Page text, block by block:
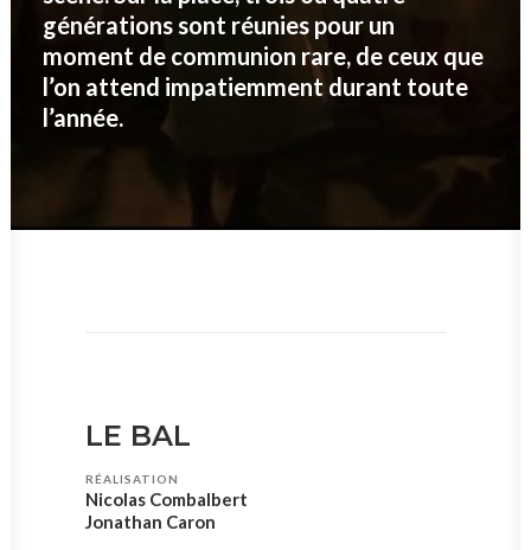
générations sont réunies pour un
moment de communion rare, de ceux que
l’on attend impatiemment durant toute
l’année.
LE BAL
RÉALISATION
Nicolas Combalbert
Jonathan Caron